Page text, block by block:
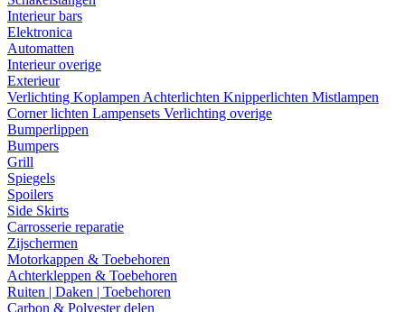
Interieur bars
Elektronica
Automatten
Interieur overige
Exterieur
Verlichting Koplampen Achterlichten Knipperlichten Mistlampen
Corner lichten Lampensets Verlichting overige
Bumperlippen
Bumpers
Grill
Spiegels
Spoilers
Side Skirts
Carrosserie reparatie
Zijschermen
Motorkappen & Toebehoren
Achterkleppen & Toebehoren
Ruiten | Daken | Toebehoren
Carbon & Polyester delen